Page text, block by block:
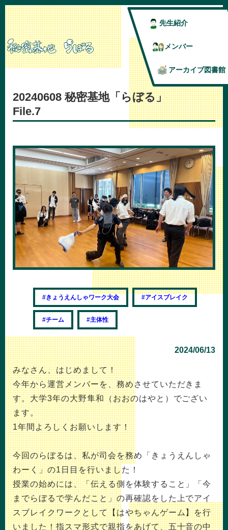
先生紹介
メンバー
アーカイブ図書館
20240608 秘密基地「らぼる」
File.7
#きょうえんしゃワーク大会 #アイスブレイク
#チーム #主体性
2024/06/13
みなさん、はじめまして！
今年から運営メンバーを、務めさせていただきま
す。大学3年の大野隼和（おおのはやと）でござい
ます。
1年間よろしくお願いします！
今回のらぼるは、私が司会を務め「きょうえんしゃ
わーく」の1日目を行いました！
授業の始めには、「伝える側を体験すること」「今
までらぼるで学んだこと」の再確認をした上でアイ
スブレイクワークとして【はやちゃんゲーム】を行
いました！指スマ形式で親指をあげて、五十音の中